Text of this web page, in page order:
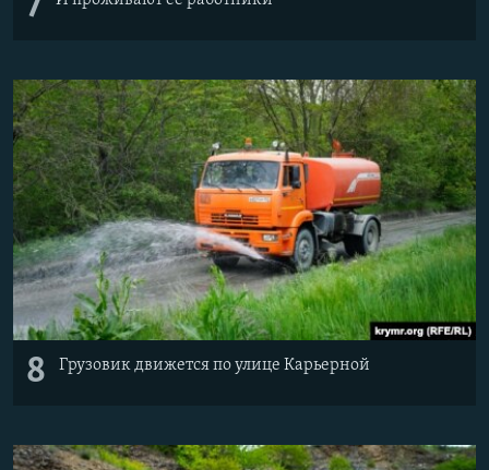
8 Грузовик движется по улице Карьерной